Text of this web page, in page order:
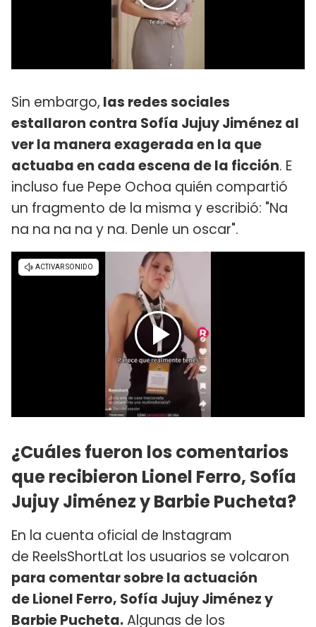
Sin embargo, las redes sociales
estallaron contra Sofía Jujuy Jiménez al
ver la manera exagerada en la que
actuaba en cada escena de la ficción. E
incluso fue Pepe Ochoa quién compartió
un fragmento de la misma y escribió: "Na
na na na na y na. Denle un oscar".
¿Cuáles fueron los comentarios
que recibieron Lionel Ferro, Sofía
Jujuy Jiménez y Barbie Pucheta?
En la cuenta oficial de Instagram
de ReelsShortLat los usuarios se volcaron
para comentar sobre la actuación
de Lionel Ferro, Sofía Jujuy Jiménez y
Barbie Pucheta.Algunas de los